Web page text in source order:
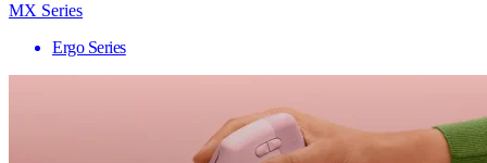
MX Series
Ergo Series